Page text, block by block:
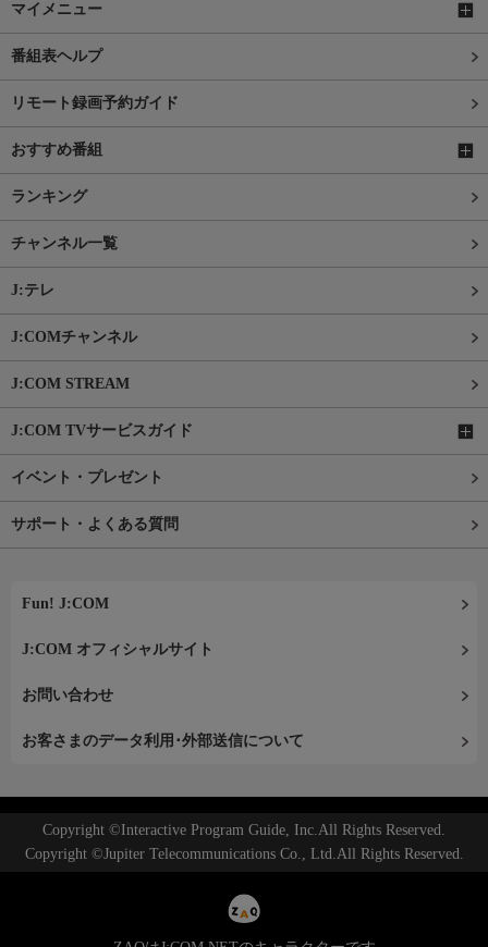
マイメニュー
番組表ヘルプ
リモート録画予約ガイド
おすすめ番組
ランキング
チャンネル一覧
J:テレ
J:COMチャンネル
J:COM STREAM
J:COM TVサービスガイド
イベント・プレゼント
サポート・よくある質問
Fun! J:COM
J:COM オフィシャルサイト
お問い合わせ
お客さまのデータ利用･外部送信について
Copyright ©Interactive Program Guide, Inc.All Rights Reserved.
Copyright ©Jupiter Telecommunications Co., Ltd.All Rights Reserved.